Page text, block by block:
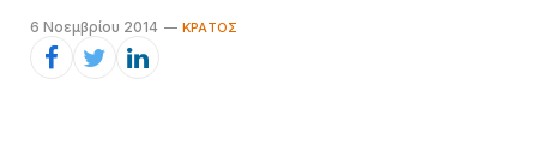
6 Νοεμβρίου 2014 ΚΡΆΤΟΣ